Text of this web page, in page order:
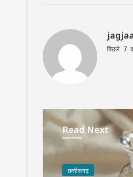
पिछले 7
Read Next
छत्तीसगढ़